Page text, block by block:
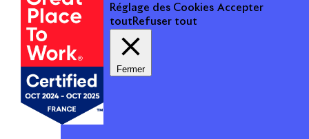
Réglage des Cookies Accepter
tout Refuser tout
Fermer